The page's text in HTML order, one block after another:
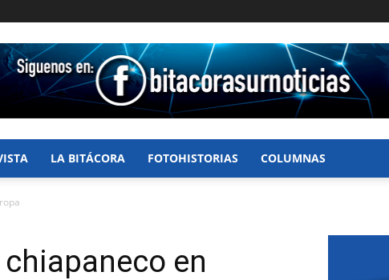
LA BITÁCORA FOTOHISTORIAS COLUMNAS
en